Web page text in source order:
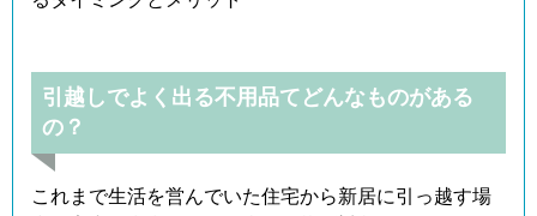
引越しでよく出る不用品てどんなものがある
の？
これまで生活を営んでいた住宅から新居に引っ越す場